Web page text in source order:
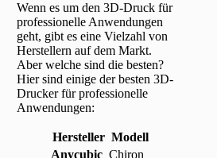
Wenn es um den 3D-Druck für
professionelle Anwendungen
geht, gibt es eine Vielzahl von
Herstellern auf dem Markt.
Aber welche sind die besten?
Hier sind einige der besten 3D-
Drucker für professionelle
Anwendungen:
Hersteller Modell
Anycubic Chiron